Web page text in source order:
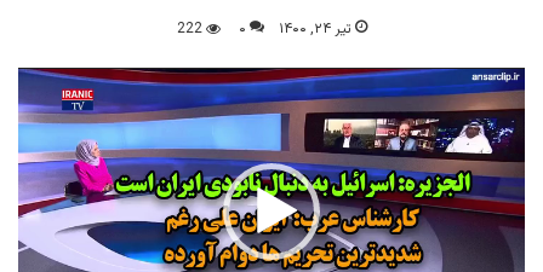
تیر ۲۴, ۱۴۰۰ ۰ 222
نمایشگر
ویدیو